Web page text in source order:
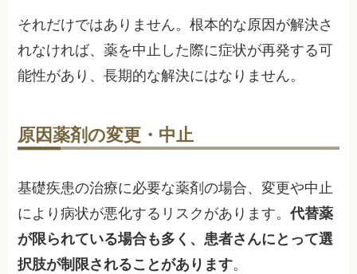
それだけではありません。根本的な原因が解決さ
れなければ、薬を中止した際に症状が再発する可
能性があり、長期的な解決にはなりません。
原因薬剤の変更・中止
基礎疾患の治療に必要な薬剤の場合、変更や中止
により病状が悪化するリスクがあります。代替薬
が限られている場合も多く、患者さんにとって選
択肢が制限されることがあります。